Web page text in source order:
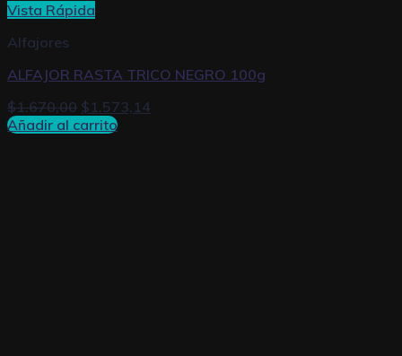
Vista Rápida
Alfajores
ALFAJOR RASTA TRICO NEGRO 100g
$1.670,00 $1.573,14
Añadir al carrito